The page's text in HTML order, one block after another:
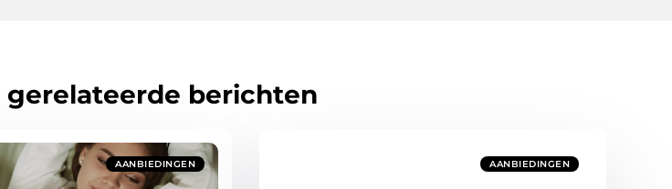
gerelateerde berichten
AANBIEDINGEN AANBIEDINGEN